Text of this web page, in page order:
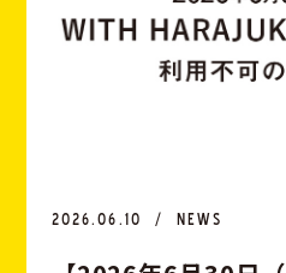
2026.06.10 NEWS